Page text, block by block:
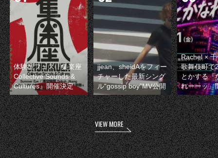
体験型フェス『集楽座
Collective Sounds &
Cultures』開催決定
jjean、sheidAをフィー
チャーした最新シング
ル“gossip boy”MV公開
Rachel ×
歌舞伎町で
とかする『
れーーッ』
VIEW MORE